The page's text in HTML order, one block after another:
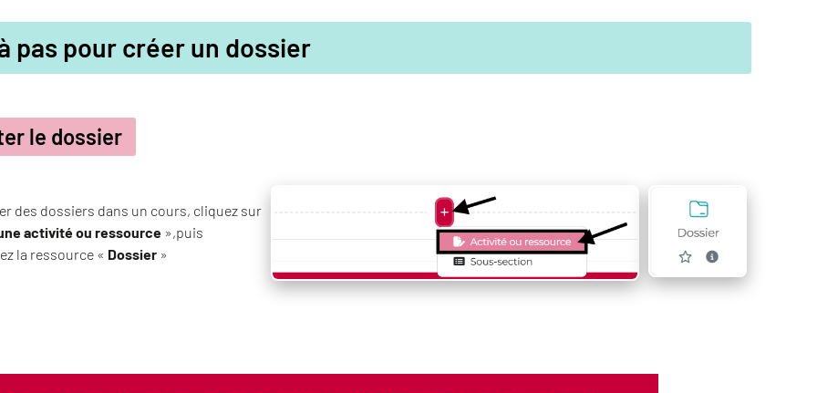
pas pour créer un dossier
le dossier
des dossiers dans un cours, cliquez sur
activité ou ressource »,puis
la ressource « Dossier »